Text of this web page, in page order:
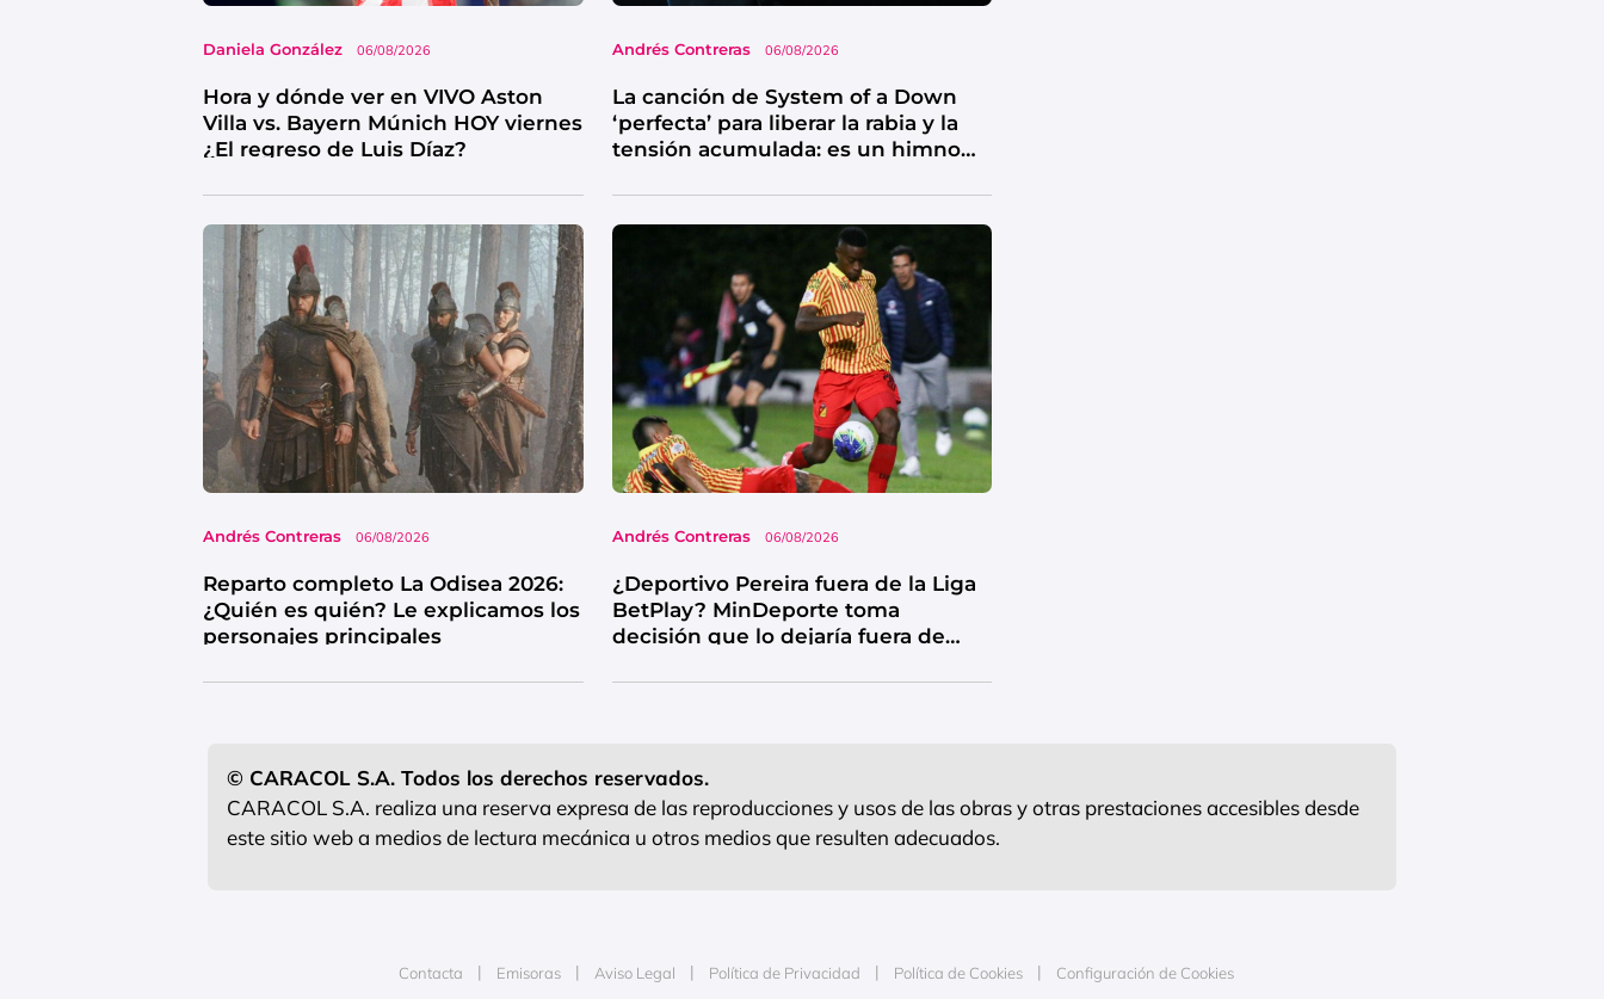
Daniela González 06/08/2026
Hora y dónde ver en VIVO Aston
Villa vs. Bayern Múnich HOY viernes
¿El regreso de Luis Díaz?
Andrés Contreras 06/08/2026
La canción de System of a Down
‘perfecta’ para liberar la rabia y la
tensión acumulada: es un himno
Andrés Contreras 06/08/2026
Reparto completo La Odisea 2026:
¿Quién es quién? Le explicamos los
personajes principales
Andrés Contreras 06/08/2026
¿Deportivo Pereira fuera de la Liga
BetPlay? MinDeporte toma
decisión que lo dejaría fuera de
© CARACOL S.A. Todos los derechos reservados.
CARACOL S.A. realiza una reserva expresa de las reproducciones y usos de las obras y otras prestaciones accesibles desde
este sitio web a medios de lectura mecánica u otros medios que resulten adecuados.
Contacta Emisoras Aviso Legal Política de Privacidad Política de Cookies Configuración de Cookies